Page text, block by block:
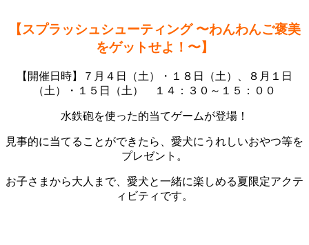
【スプラッシュシューティング 〜わんわんご褒美
をゲットせよ！〜】
【開催日時】７月４日（土）・１８日（土）、８月１日
（土）・１５日（土） １４：３０～１５：００
水鉄砲を使った的当てゲームが登場！
見事的に当てることができたら、愛犬にうれしいおやつ等を
プレゼント。
お子さまから大人まで、愛犬と一緒に楽しめる夏限定アクテ
ィビティです。